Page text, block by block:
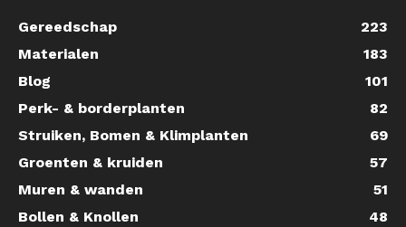
Gereedschap
223
Materialen
183
Blog
101
Perk- & borderplanten
82
Struiken, Bomen & Klimplanten
69
Groenten & kruiden
57
Muren & wanden
51
Bollen & Knollen
48